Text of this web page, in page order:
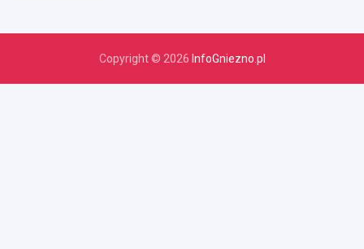
Copyright © 2026 InfoGniezno.pl